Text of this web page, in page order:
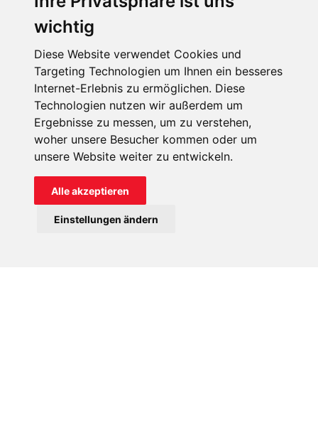
wichtig
Diese Website verwendet Cookies und
Targeting Technologien um Ihnen ein besseres
Internet-Erlebnis zu ermöglichen. Diese
Technologien nutzen wir außerdem um
Ergebnisse zu messen, um zu verstehen,
woher unsere Besucher kommen oder um
unsere Website weiter zu entwickeln.
Alle akzeptieren
Einstellungen ändern
und Christen bedroht und verfolgt werden
Den KIRCHE IN NOT vorliegenden Berichten zufolge ist das
Ausmaß der Grausamkeiten erschütternd. Es reicht von
Massenverhaftungen und der Zerstörung von Kirchen, über
gezielte Angriffe auf Frauen und Mädchen, die immer
häufiger Opfer von Entführungen und
Zwangskonvertierungen werden, bis hin zur Ermordung
aufgrund des Glaubens. In vielen historischen christlichen
Regionen droht der Kirche durch Massenmigration und
Vertreibung das Aussterben.
Die folgenden Brennpunktländer bieten einen Einblick in die